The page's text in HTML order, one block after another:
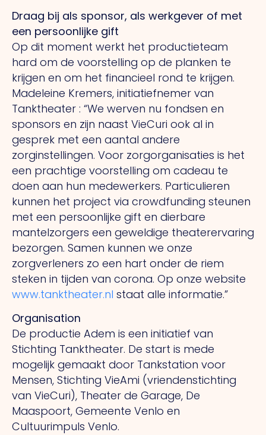
Draag bij als sponsor, als werkgever of met
een persoonlijke gift
Op dit moment werkt het productieteam
hard om de voorstelling op de planken te
krijgen en om het financieel rond te krijgen.
Madeleine Kremers, initiatiefnemer van
Tanktheater : “We werven nu fondsen en
sponsors en zijn naast VieCuri ook al in
gesprek met een aantal andere
zorginstellingen. Voor zorgorganisaties is het
een prachtige voorstelling om cadeau te
doen aan hun medewerkers. Particulieren
kunnen het project via crowdfunding steunen
met een persoonlijke gift en dierbare
mantelzorgers een geweldige theaterervaring
bezorgen. Samen kunnen we onze
zorgverleners zo een hart onder de riem
steken in tijden van corona. Op onze website
www.tanktheater.nl staat alle informatie.”
Organisation
De productie Adem is een initiatief van
Stichting Tanktheater. De start is mede
mogelijk gemaakt door Tankstation voor
Mensen, Stichting VieAmi (vriendenstichting
van VieCuri), Theater de Garage, De
Maaspoort, Gemeente Venlo en
Cultuurimpuls Venlo.